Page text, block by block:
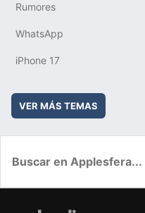
Rumores
WhatsApp
iPhone 17
VER MÁS TEMAS